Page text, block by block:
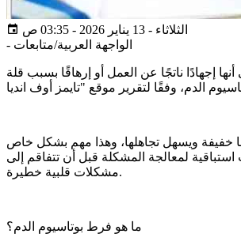
الثلاثاء - 13 يناير 2026 - 03:35 ص
- الواجهة العربية/متابعات
إجهادًا ناتجًا عن العمل أو إرهاقًا بسبب قلة
لأنها خفيفة ويسهل تجاهلها، وهذا مهم بشكل خاص
لمعالجة المشكلة قبل أن تتفاقم إلى
مشكلات قلبية خطيرة.
ما هو فرط بوتاسيوم الدم؟